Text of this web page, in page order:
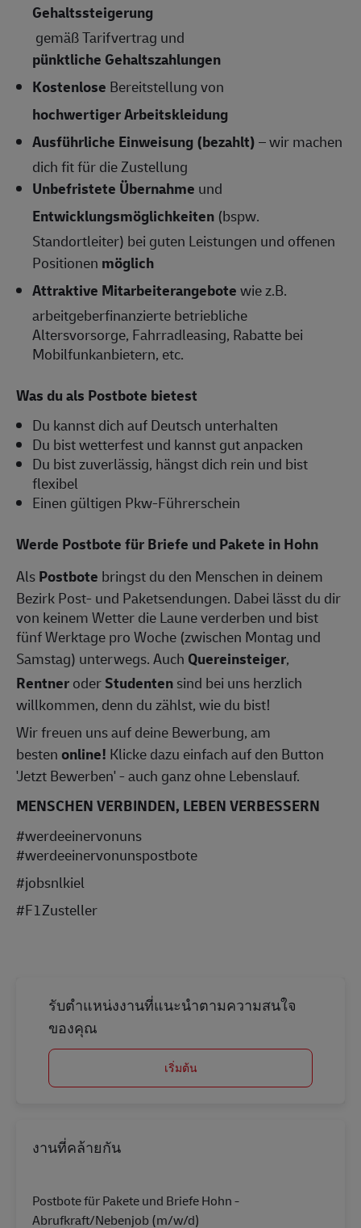
Gehaltssteigerung
gemäß Tarifvertrag und
pünktliche Gehaltszahlungen
Kostenlose Bereitstellung von
hochwertiger Arbeitskleidung
Ausführliche Einweisung (bezahlt)– wir machen
dich fit für die Zustellung
Unbefristete Übernahme und
Entwicklungsmöglichkeiten (bspw.
Standortleiter) bei guten Leistungen und offenen
Positionen möglich
Attraktive Mitarbeiterangebotewie z.B.
arbeitgeberfinanzierte betriebliche
Altersvorsorge, Fahrradleasing, Rabatte bei
Mobilfunkanbietern, etc.
Was du als Postbote bietest
Du kannst dich auf Deutsch unterhalten
Du bist wetterfest und kannst gut anpacken
Du bist zuverlässig, hängst dich rein und bist
flexibel
Einen gültigen Pkw-Führerschein
Werde Postbote für Briefe und Pakete in Hohn
AlsPostbote bringst du den Menschen in deinem
Bezirk Post- und Paketsendungen. Dabei lässt du dir
von keinem Wetter die Laune verderben und bist
fünf Werktage pro Woche (zwischen Montag und
Samstag) unterwegs. Auch Quereinsteiger,
RentneroderStudentensind bei uns herzlich
willkommen, denn du zählst, wie du bist!
Wir freuen uns auf deine Bewerbung, am
bestenonline! Klicke dazu einfach auf den Button
'Jetzt Bewerben' - auch ganz ohne Lebenslauf.
MENSCHEN VERBINDEN, LEBEN VERBESSERN
#werdeeinervonuns
#werdeeinervonunspostbote
#jobsnlkiel
#F1Zusteller
รับตำแหน่งงานที่แนะนำตามความสนใจ
ของคุณ
เริ่มต้น
งานที่คล้ายกัน
Postbote für Pakete und Briefe Hohn -
Abrufkraft/Nebenjob (m/w/d)